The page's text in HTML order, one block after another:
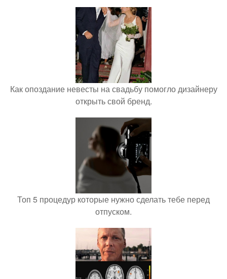
Как опоздание невесты на свадьбу помогло дизайнеру
открыть свой бренд.
Топ 5 процедур которые нужно сделать тебе перед
отпуском.